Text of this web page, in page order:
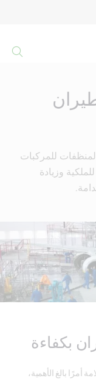
للمركبات
وزيادة
بكفاءة
أمرًا بالغ الأهمية،